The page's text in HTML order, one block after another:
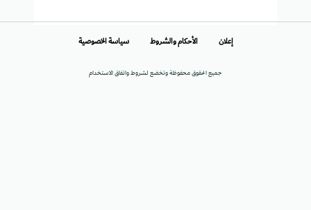
جميع الحقوق محفوظة وتخضع لشروط واتفاق الاستخدام
إعلان الأحكام والشروط سياسة الخصوصية